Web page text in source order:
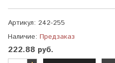
Артикул: 242-255
Наличие: Предзаказ
222.88 руб.